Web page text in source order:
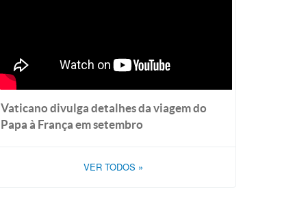
Vaticano divulga detalhes da viagem do
Papa à França em setembro
VER TODOS »